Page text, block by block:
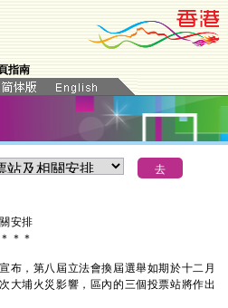
指南
安排
＊ ＊ ＊
，第八屆立法會換屆選舉如期於十二月
大埔火災影響，區內的三個投票站將作出